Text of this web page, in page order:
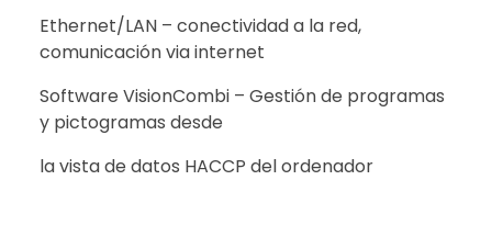
Ethernet/LAN – conectividad a la red,
comunicación via internet
Software VisionCombi – Gestión de programas
y pictogramas desde
la vista de datos HACCP del ordenador